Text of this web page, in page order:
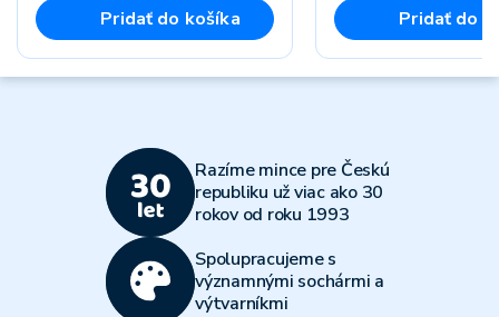
Pridať do košíka Pridať do
Razíme mince pre Českú
republiku už viac ako 30
rokov od roku 1993
Spolupracujeme s
významnými sochármi a
výtvarníkmi